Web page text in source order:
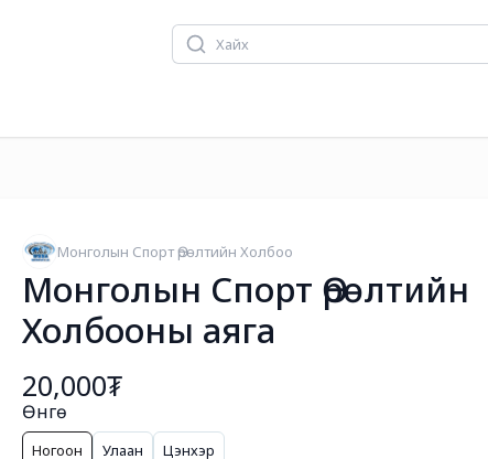
Монголын Спорт Өрөлтийн Холбоо
Монголын Спорт Өрөлтийн
Холбооны аяга
20,000₮
Өнгө
Ногоон Улаан Цэнхэр